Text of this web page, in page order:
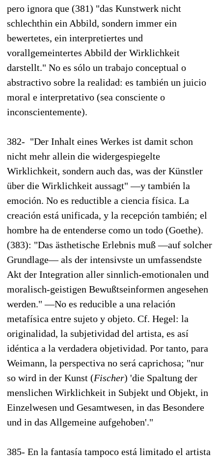
pero ignora que (381) "das Kunstwerk nicht
schlechthin ein Abbild, sondern immer ein
bewertetes, ein interpretiertes und
vorallgemeintertes Abbild der Wirklichkeit
darstellt." No es sólo un trabajo conceptual o
abstractivo sobre la realidad: es también un juicio
moral e interpretativo (sea consciente o
inconscientemente).
382- "Der Inhalt eines Werkes ist damit schon
nicht mehr allein die widergespiegelte
Wirklichkeit, sondern auch das, was der Künstler
über die Wirklichkeit aussagt" —y también la
emoción. No es reductible a ciencia física. La
creación está unificada, y la recepción también; el
hombre ha de entenderse como un todo (Goethe).
(383): "Das ästhetische Erlebnis muß —auf solcher
Grundlage— als der intensivste un umfassendste
Akt der Integration aller sinnlich-emotionalen und
moralisch-geistigen Bewußtseinformen angesehen
werden." —No es reducible a una relación
metafísica entre sujeto y objeto. Cf. Hegel: la
originalidad, la subjetividad del artista, es así
idéntica a la verdadera objetividad. Por tanto, para
Weimann, la perspectiva no será caprichosa; "nur
so wird in der Kunst (Fischer) 'die Spaltung der
menslichen Wirklichkeit in Subjekt und Objekt, in
Einzelwesen und Gesamtwesen, in das Besondere
und in das Allgemeine aufgehoben'."
385- En la fantasía tampoco está limitado el artista